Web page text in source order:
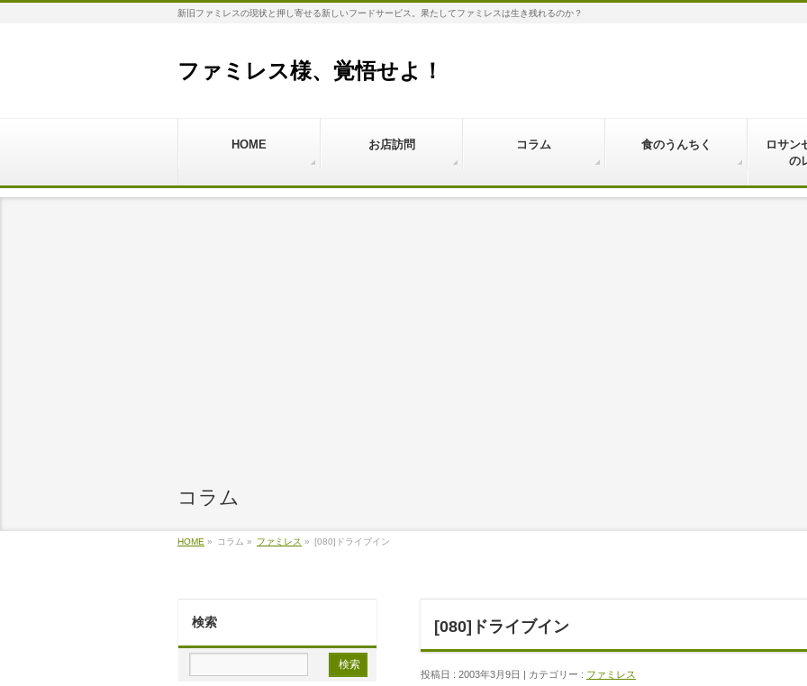
新旧ファミレスの現状と押し寄せる新しいフードサービス。果たしてファミレスは生き残れるのか？
ファミレス様、覚悟せよ！
HOME お店訪問 コラム 食のうんちく
ロサン
の
コラム
HOME » コラム » ファミレス » [080]ドライブイン
[080]ドライブイン
投稿日 : 2003年3月9日 | カテゴリー : ファミレス
検索